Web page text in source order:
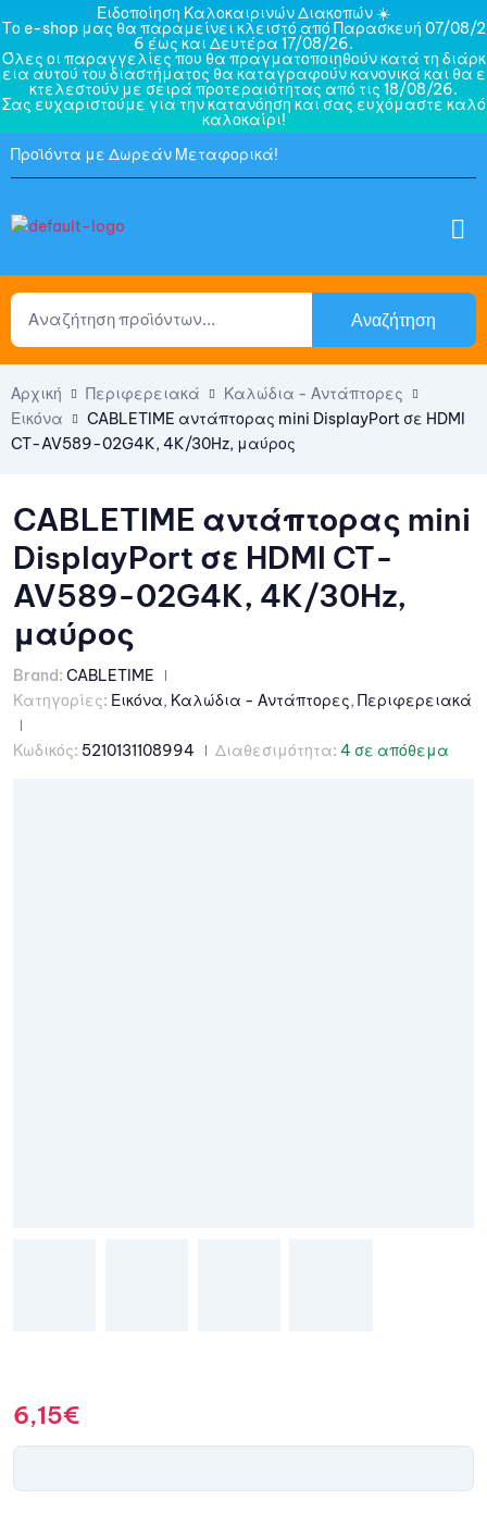
Ειδοποίηση Καλοκαιρινών Διακοπών ☀️
Το e-shop μας θα παραμείνει κλειστό από Παρασκευή 07/08/2
6 έως και Δευτέρα 17/08/26.
Όλες οι παραγγελίες που θα πραγματοποιηθούν κατά τη διάρκ
εια αυτού του διαστήματος θα καταγραφούν κανονικά και θα ε
κτελεστούν με σειρά προτεραιότητας από τις 18/08/26.
Σας ευχαριστούμε για την κατανόηση και σας ευχόμαστε καλό
καλοκαίρι!
Προϊόντα με Δωρεάν Μεταφορικά!
Αναζήτηση
Αρχική Περιφερειακά
Καλώδια - Αντάπτορες
Εικόνα
CABLETIME αντάπτορας mini DisplayPort σε HDMI
CT-AV589-02G4K, 4K/30Hz, μαύρος
CABLETIME αντάπτορας mini
DisplayPort σε HDMI CT-
AV589-02G4K, 4K/30Hz,
μαύρος
Brand: CABLETIME
Κατηγορίες: Εικόνα, Καλώδια - Αντάπτορες, Περιφερειακά
Κωδικός: 5210131108994 Διαθεσιμότητα: 4 σε απόθεμα
6,15€